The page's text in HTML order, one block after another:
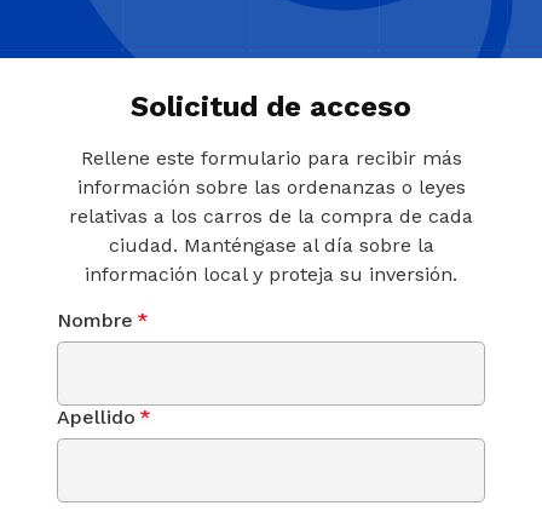
Solicitud de acceso
Rellene este formulario para recibir más
información sobre las ordenanzas o leyes
relativas a los carros de la compra de cada
ciudad. Manténgase al día sobre la
información local y proteja su inversión.
Nombre *
Apellido *